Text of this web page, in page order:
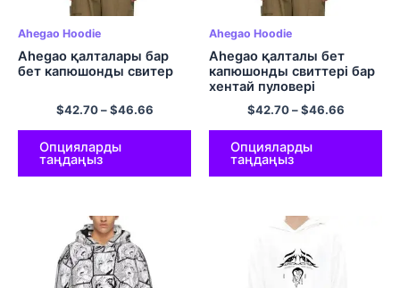
Ahegao Hoodie
Ahegao қалталары бар
бет капюшонды свитер
$42.70–$46.66
Опцияларды
таңдаңыз
Ahegao Hoodie
Ahegao қалталы бет
капюшонды свиттері бар
хентай пуловері
полиэстерден жасалған
капюшондар
$42.70–$46.66
Опцияларды
таңдаңыз